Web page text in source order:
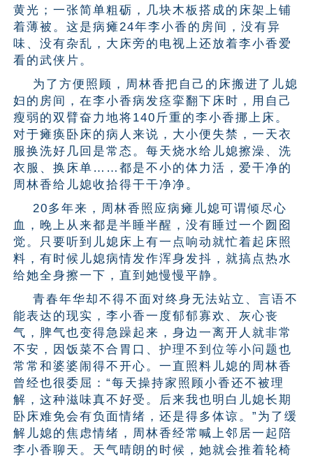
黄光；一张简单粗砺，几块木板搭成的床架上铺
着薄被。这是病瘫24年李小香的房间，没有异
味、没有杂乱，大床旁的电视上还放着李小香爱
看的武侠片。
为了方便照顾，周林香把自己的床搬进了儿媳
妇的房间，在李小香病发痉挛翻下床时，用自己
瘦弱的双臂奋力地将140斤重的李小香挪上床。
对于瘫痪卧床的病人来说，大小便失禁，一天衣
服换洗好几回是常态。每天烧水给儿媳擦澡、洗
衣服、换床单……都是不小的体力活，爱干净的
周林香给儿媳收拾得干干净净。
20多年来，周林香照应病瘫儿媳可谓倾尽心
血，晚上从来都是半睡半醒，没有睡过一个囫囵
觉。只要听到儿媳床上有一点响动就忙着起床照
料，有时候儿媳病情发作浑身发抖，就搞点热水
给她全身擦一下，直到她慢慢平静。
青春年华却不得不面对终身无法站立、言语不
能表达的现实，李小香一度郁郁寡欢、灰心丧
气，脾气也变得急躁起来，身边一离开人就非常
不安，因饭菜不合胃口、护理不到位等小问题也
常常和婆婆闹得不开心。一直照料儿媳的周林香
曾经也很委屈：“每天操持家照顾小香还不被理
解，这种滋味真不好受。后来我也明白儿媳长期
卧床难免会有负面情绪，还是得多体谅。”为了缓
解儿媳的焦虑情绪，周林香经常喊上邻居一起陪
李小香聊天。天气晴朗的时候，她就会推着轮椅